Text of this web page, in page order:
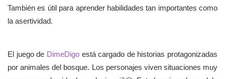
También es útil para aprender habilidades tan importantes como
la asertividad.
El juego de DimeDigoestá cargado de historias protagonizadas
por animales del bosque. Los personajes viven situaciones muy